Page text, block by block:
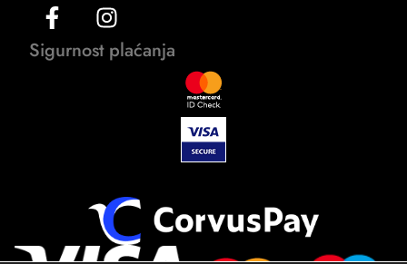
Sigurnost plaćanja